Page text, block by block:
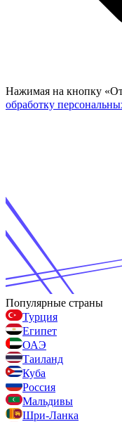
Нажимая на кнопку
обработку
Популярные страны
Турция
Египет
ОАЭ
Таиланд
Куба
Россия
Мальдивы
Шри-Ланка